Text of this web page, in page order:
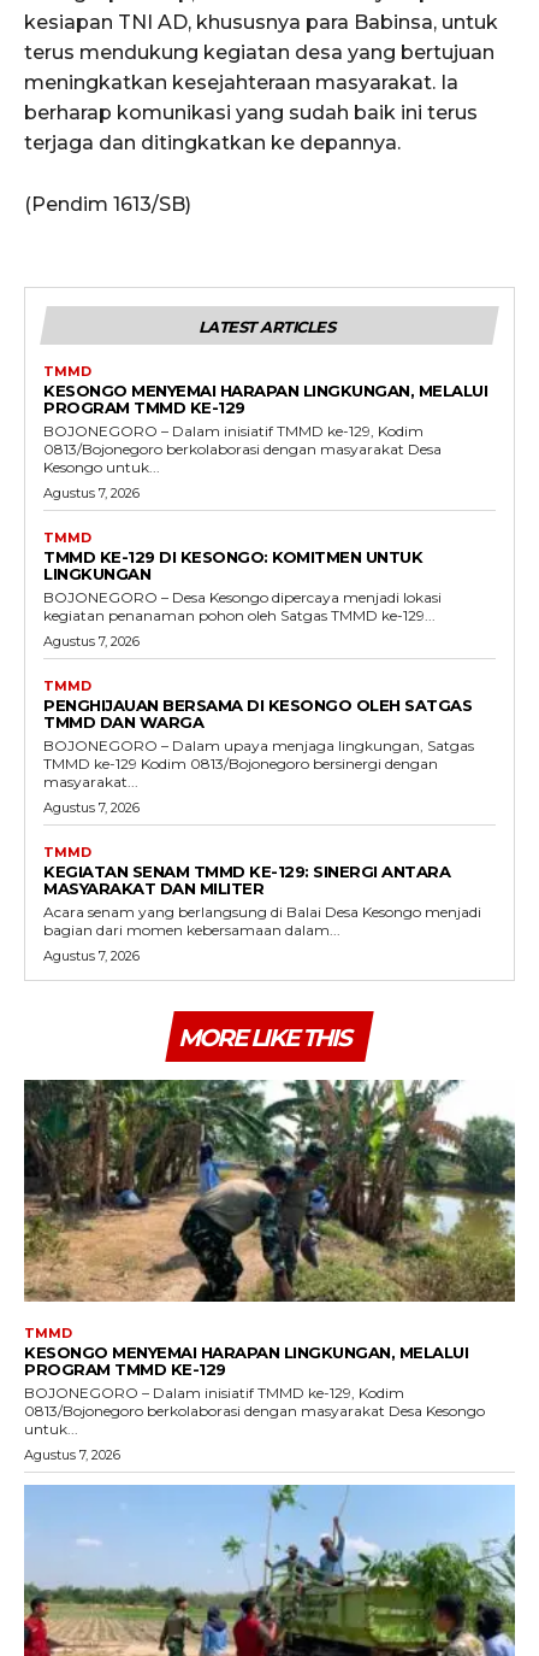
kesiapan TNI AD, khususnya para Babinsa, untuk
terus mendukung kegiatan desa yang bertujuan
meningkatkan kesejahteraan masyarakat. Ia
berharap komunikasi yang sudah baik ini terus
terjaga dan ditingkatkan ke depannya.
(Pendim 1613/SB)
LATEST ARTICLES
TMMD
KESONGO MENYEMAI HARAPAN LINGKUNGAN, MELALUI
PROGRAM TMMD KE-129
BOJONEGORO – Dalam inisiatif TMMD ke-129, Kodim
0813/Bojonegoro berkolaborasi dengan masyarakat Desa
Kesongo untuk...
Agustus 7, 2026
TMMD
TMMD KE-129 DI KESONGO: KOMITMEN UNTUK
LINGKUNGAN
BOJONEGORO – Desa Kesongo dipercaya menjadi lokasi
kegiatan penanaman pohon oleh Satgas TMMD ke-129...
Agustus 7, 2026
TMMD
PENGHIJAUAN BERSAMA DI KESONGO OLEH SATGAS
TMMD DAN WARGA
BOJONEGORO – Dalam upaya menjaga lingkungan, Satgas
TMMD ke-129 Kodim 0813/Bojonegoro bersinergi dengan
masyarakat...
Agustus 7, 2026
TMMD
KEGIATAN SENAM TMMD KE-129: SINERGI ANTARA
MASYARAKAT DAN MILITER
Acara senam yang berlangsung di Balai Desa Kesongo menjadi
bagian dari momen kebersamaan dalam...
Agustus 7, 2026
MORE LIKE THIS
TMMD
KESONGO MENYEMAI HARAPAN LINGKUNGAN, MELALUI
PROGRAM TMMD KE-129
BOJONEGORO – Dalam inisiatif TMMD ke-129, Kodim
0813/Bojonegoro berkolaborasi dengan masyarakat Desa Kesongo
untuk...
Agustus 7, 2026